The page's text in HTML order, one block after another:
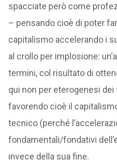
spacciate però come
– pensando cioè di poter
capitalismo accelerando i
al crollo per implosione:
termini, col risultato di
qui non per eterogenesi
favorendo cioè il
tecnico (perché
fondamentali/fondativi
invece della sua fine.